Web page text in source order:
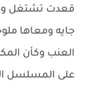
قعدت تشتغل
جايه ومعاها
العنب وكأن
على المسلسل